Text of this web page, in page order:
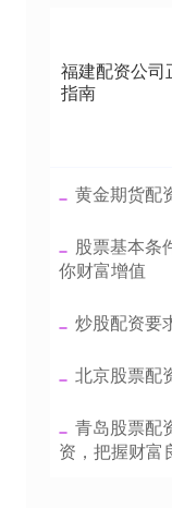
福建配资公司
指南
黄金期货配
股票基本条
你财富增值
炒股配资要
北京股票配
青岛股票配
资，把握财富